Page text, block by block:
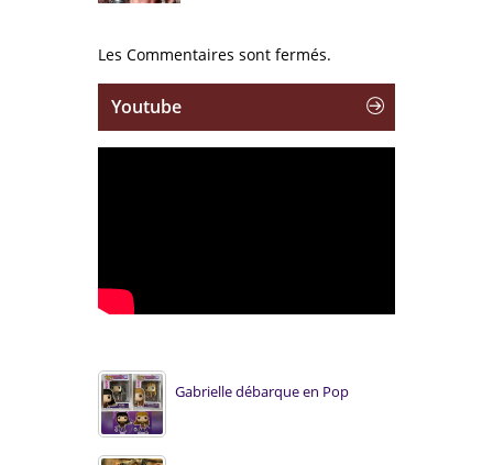
Les Commentaires sont fermés.
Youtube
Gabrielle débarque en Pop